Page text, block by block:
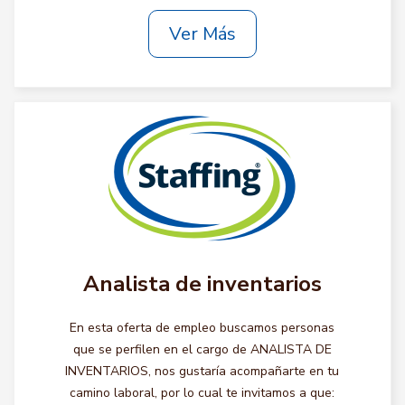
Ver Más
Analista de inventarios
En esta oferta de empleo buscamos personas
que se perfilen en el cargo de ANALISTA DE
INVENTARIOS, nos gustaría acompañarte en tu
camino laboral, por lo cual te invitamos a que: